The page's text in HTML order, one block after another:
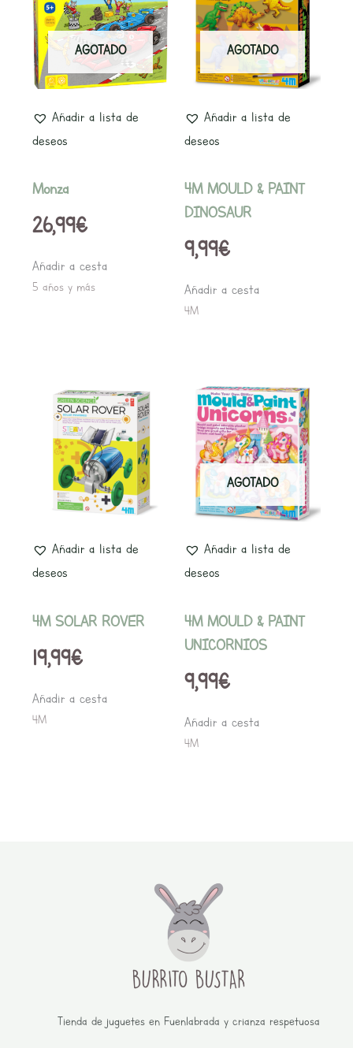
AGOTADO
Añadir a lista de
deseos
Monza
26,99€
Añadir a cesta
5 años y más
AGOTADO
Añadir a lista de
deseos
4M MOULD & PAINT
DINOSAUR
9,99€
Añadir a cesta
4M
Añadir a lista de
deseos
4M SOLAR ROVER
19,99€
Añadir a cesta
4M
AGOTADO
Añadir a lista de
deseos
4M MOULD & PAINT
UNICORNIOS
9,99€
Añadir a cesta
4M
Tienda de juguetes en Fuenlabrada y crianza respetuosa